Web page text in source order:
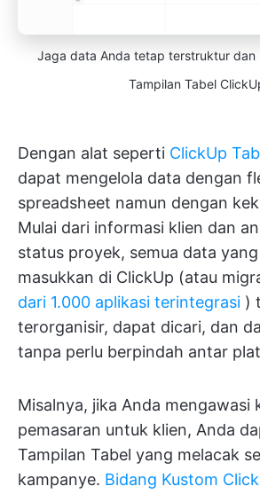
Jaga data Anda tetap terstruktur dan
Tampilan Tabel
Dengan alat seperti ClickUp
dapat mengelola data dengan
spreadsheet namun dengan
Mulai dari informasi klien dan
status proyek, semua data
masukkan di ClickUp (atau
dari 1.000 aplikasi terintegrasi )
terorganisir, dapat dicari, dan
tanpa perlu berpindah antar
Misalnya, jika Anda mengawasi
pemasaran untuk klien, Anda
Tampilan Tabel yang melacak
kampanye. Bidang Kustom